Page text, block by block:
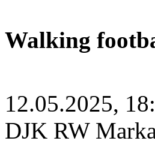
Walking
12.05.2025,
DJK RW